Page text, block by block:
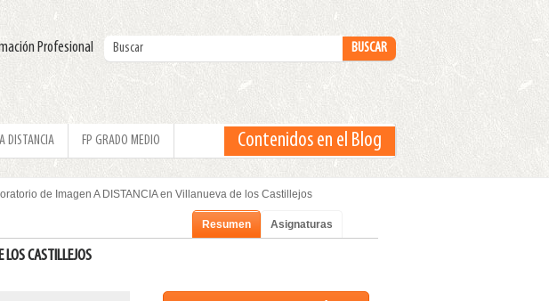
Profesional
DISTANCIA FP GRADO MEDIO Contenidos en el Blog
de Imagen A DISTANCIA en Villanueva de los Castillejos
Resumen Asignaturas
LOS CASTILLEJOS